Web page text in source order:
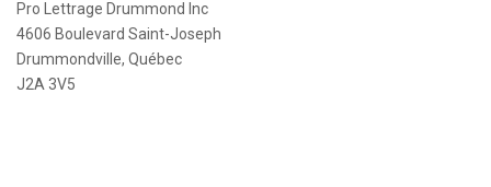
Pro Lettrage Drummond Inc
4606 Boulevard Saint-Joseph
Drummondville, Québec
J2A 3V5